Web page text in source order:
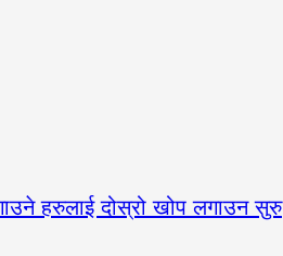
हरुलाई दोस्रो खोप लगाउन सुरु